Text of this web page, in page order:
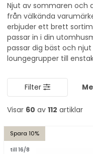
Njut av sommaren och
från välkända
erbjuder ett brett
passar in i din
passar dig bäst och
loungegrupper till
Filter
Visar 60 av 112 artiklar
Spara 10%
till 16/8